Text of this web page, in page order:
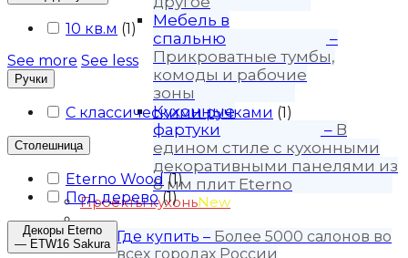
Мебель в
спальню
–
Прикроватные тумбы,
комоды и рабочие
зоны
Кухонные
фартуки
– В
едином стиле с кухонными
декоративными панелями из
8 мм плит Eterno
Проекты кухоньNew
Покупателю
Где купить – Более 5000 салонов во
всех городах России
10 кв.м (1)
See more See less
Ручки
С классическими ручками (1)
Столешница
Eterno Wood (1)
Под дерево (1)
Декоры Eterno
— ETW16 Sakura